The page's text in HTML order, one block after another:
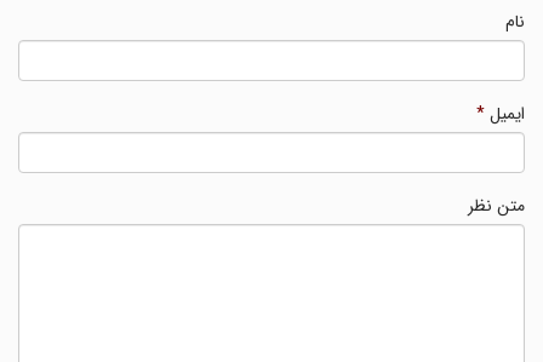
ایمیل*
متن نظر